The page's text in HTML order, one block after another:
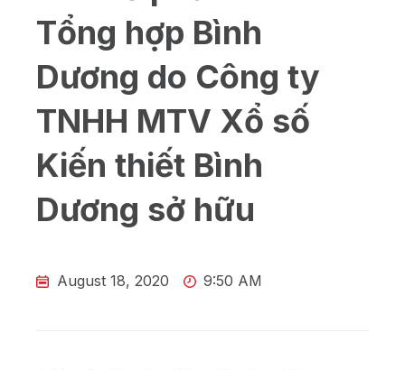
Tổng hợp Bình
Dương do Công ty
TNHH MTV Xổ số
Kiến thiết Bình
Dương sở hữu
August 18, 2020 9:50 AM